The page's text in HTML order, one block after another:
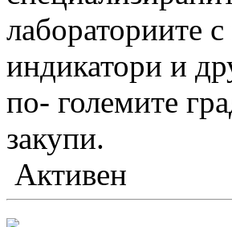
лабораториите
индикатори и
по- големите
закупи.
Активен